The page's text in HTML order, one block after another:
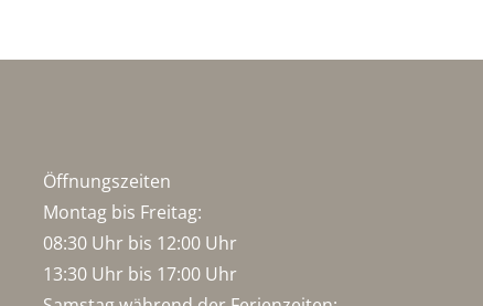
Öffnungszeiten
Montag bis Freitag:
08:30 Uhr bis 12:00 Uhr
13:30 Uhr bis 17:00 Uhr